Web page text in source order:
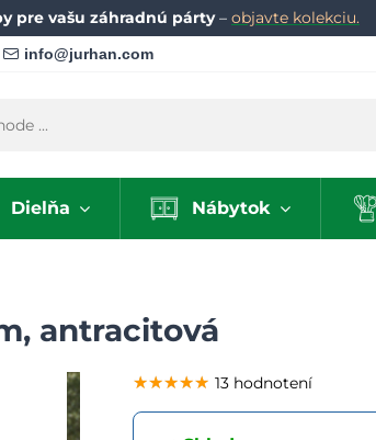
pre vašu záhradnú párty– objavte kolekciu.
info@jurhan.com
Dielňa Nábytok
antracitová
★★★★★
★★★★★
★★★★★ 13 hodnotení